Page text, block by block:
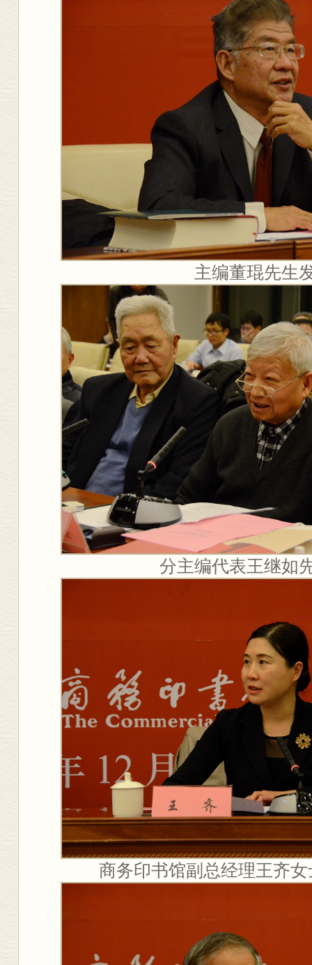
主编董琨先生
分主编代表王继如
商务印书馆副总经理王齐